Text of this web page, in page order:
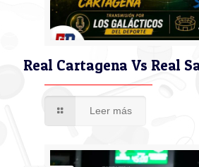
Real Cartagena Vs Real
Leer más